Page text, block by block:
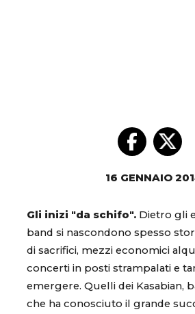
16 GENNAIO
Gli inizi "da schifo". Dietro gli
band si nascondono spesso
di sacrifici, mezzi economici
concerti in posti strampalati e
emergere. Quelli dei Kasabian,
che ha conosciuto il grande